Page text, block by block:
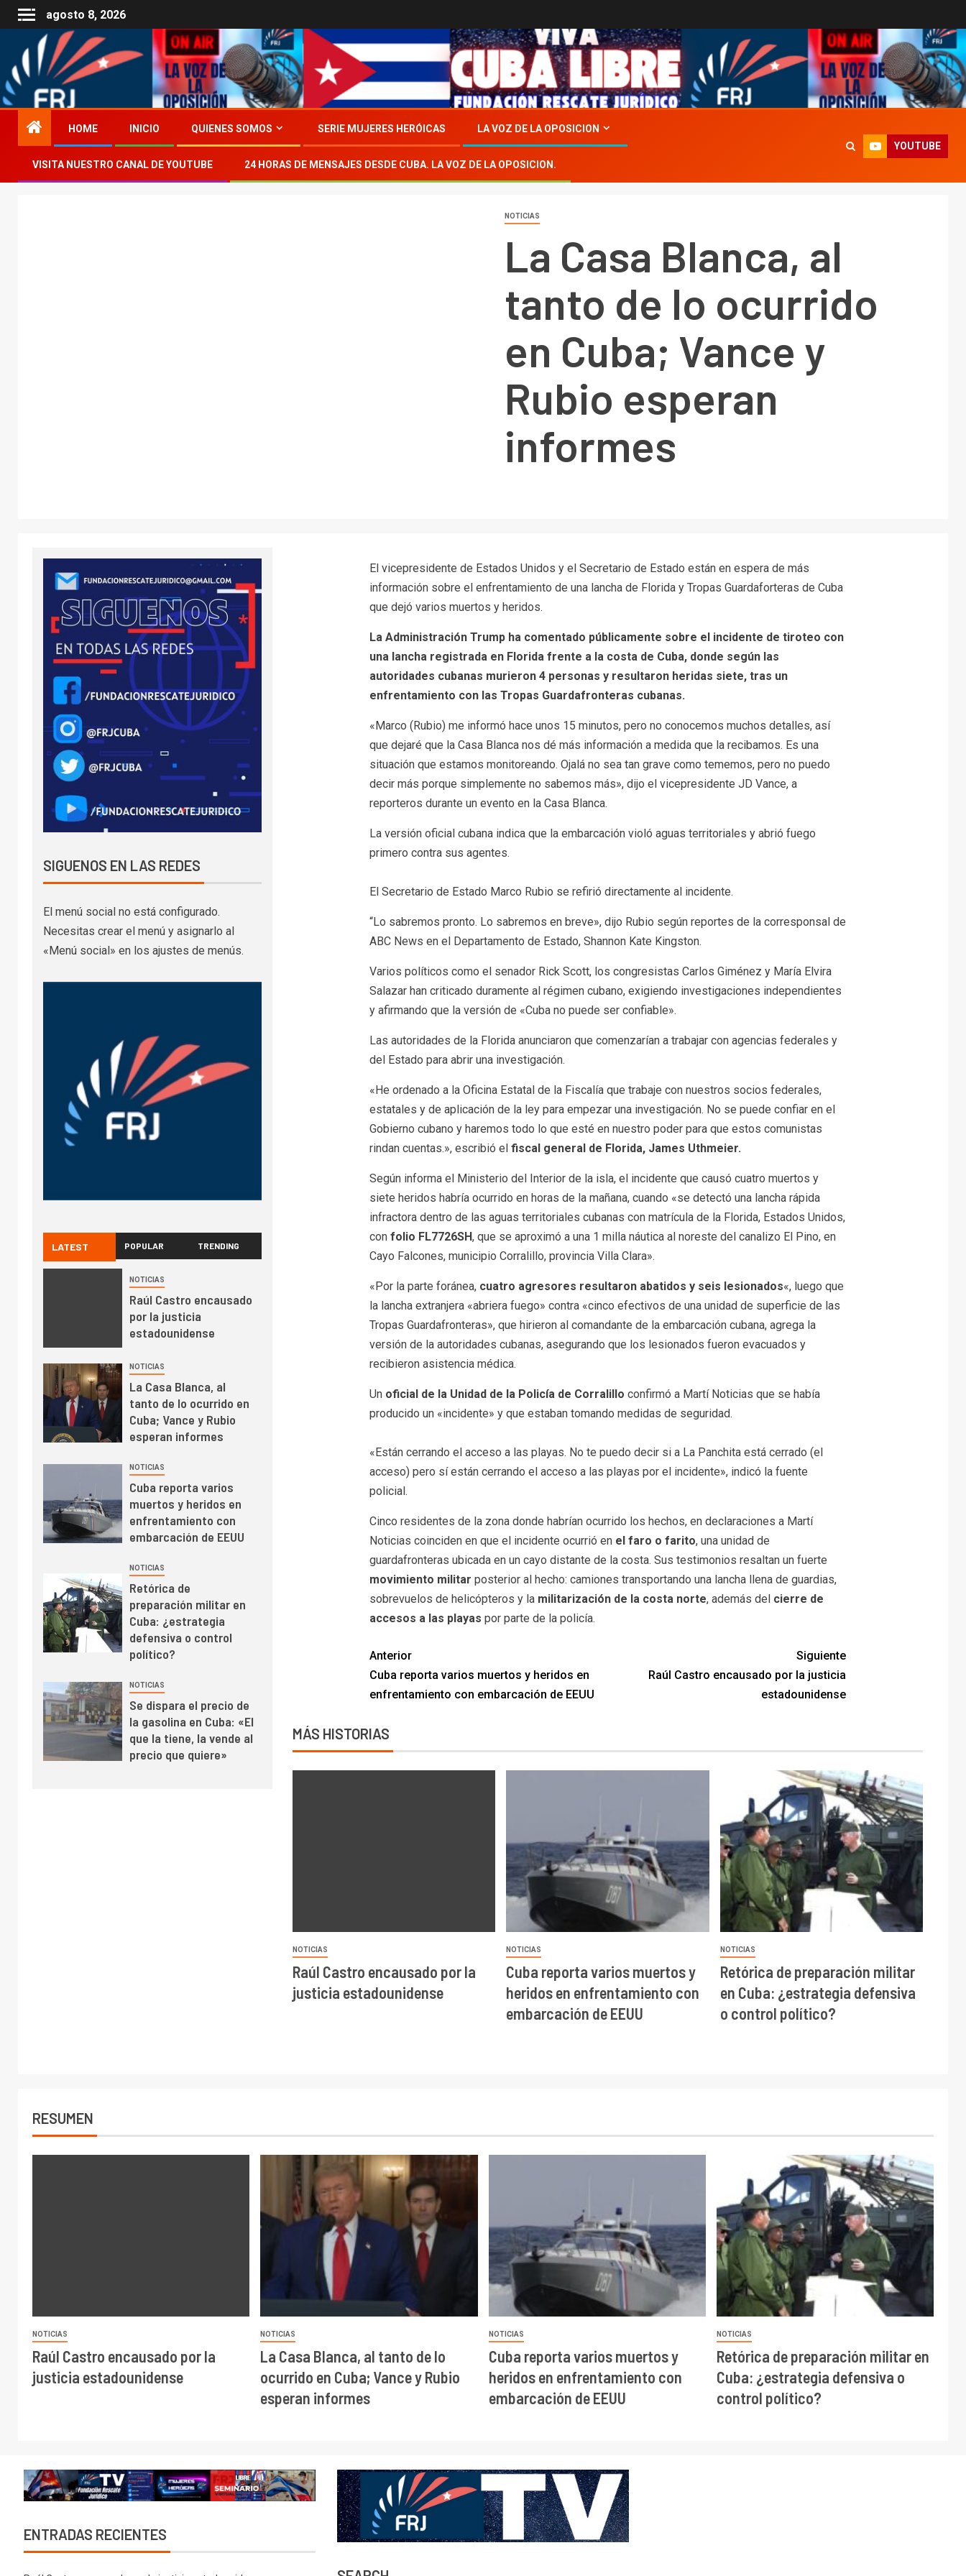
agosto 8, 2026
HOME INICIO QUIENES SOMOS SERIE MUJERES HERÓICAS LA VOZ DE LA OPOSICION
VISITA NUESTRO CANAL DE YOUTUBE 24 HORAS DE MENSAJES DESDE CUBA. LA VOZ DE LA OPOSICION.
YOUTUBE
NOTICIAS
La Casa Blanca, al
tanto de lo ocurrido
en Cuba; Vance y
Rubio esperan
informes
El vicepresidente de Estados Unidos y el Secretario de Estado están en espera de más
información sobre el enfrentamiento de una lancha de Florida y Tropas Guardaforteras de Cuba
que dejó varios muertos y heridos.
La Administración Trump ha comentado públicamente sobre el incidente de tiroteo con
una lancha registrada en Florida frente a la costa de Cuba, donde según las
autoridades cubanas murieron 4 personas y resultaron heridas siete, tras un
enfrentamiento con las Tropas Guardafronteras cubanas.
«Marco (Rubio) me informó hace unos 15 minutos, pero no conocemos muchos detalles, así
que dejaré que la Casa Blanca nos dé más información a medida que la recibamos. Es una
situación que estamos monitoreando. Ojalá no sea tan grave como tememos, pero no puedo
decir más porque simplemente no sabemos más», dijo el vicepresidente JD Vance, a
reporteros durante un evento en la Casa Blanca.
La versión oficial cubana indica que la embarcación violó aguas territoriales y abrió fuego
primero contra sus agentes.
El Secretario de Estado Marco Rubio se refirió directamente al incidente.
“Lo sabremos pronto. Lo sabremos en breve», dijo Rubio según reportes de la corresponsal de
ABC News en el Departamento de Estado, Shannon Kate Kingston.
Varios políticos como el senador Rick Scott, los congresistas Carlos Giménez y María Elvira
Salazar han criticado duramente al régimen cubano, exigiendo investigaciones independientes
y afirmando que la versión de «Cuba no puede ser confiable».
Las autoridades de la Florida anunciaron que comenzarían a trabajar con agencias federales y
del Estado para abrir una investigación.
«He ordenado a la Oficina Estatal de la Fiscalía que trabaje con nuestros socios federales,
estatales y de aplicación de la ley para empezar una investigación. No se puede confiar en el
Gobierno cubano y haremos todo lo que esté en nuestro poder para que estos comunistas
rindan cuentas.», escribió elfiscal general de Florida, James Uthmeier.
Según informa el Ministerio del Interior de la isla, el incidente que causó cuatro muertos y
siete heridos habría ocurrido en horas de la mañana, cuando «se detectó una lancha rápida
infractora dentro de las aguas territoriales cubanas con matrícula de la Florida, Estados Unidos,
con folio FL7726SH, que se aproximó a una 1 milla náutica al noreste del canalizo El Pino, en
Cayo Falcones, municipio Corralillo, provincia Villa Clara».
«Por la parte foránea,cuatro agresores resultaron abatidos y seis lesionados«, luego que
la lancha extranjera «abriera fuego» contra «cinco efectivos de una unidad de superficie de las
Tropas Guardafronteras», que hirieron al comandante de la embarcación cubana, agrega la
versión de la autoridades cubanas, asegurando que los lesionados fueron evacuados y
recibieron asistencia médica.
Un oficial de la Unidad de la Policía de Corralillo confirmó a Martí Noticias que se había
producido un «incidente» y que estaban tomando medidas de seguridad.
«Están cerrando el acceso a las playas. No te puedo decir si a La Panchita está cerrado (el
acceso) pero sí están cerrando el acceso a las playas por el incidente», indicó la fuente
policial.
Cinco residentes de la zona donde habrían ocurrido los hechos, en declaraciones a Martí
Noticias coinciden en que el incidente ocurrió en el faro o farito, una unidad de
guardafronteras ubicada en un cayo distante de la costa. Sus testimonios resaltan un fuerte
movimiento militar posterior al hecho: camiones transportando una lancha llena de guardias,
sobrevuelos de helicópteros y la militarización de la costa norte, además del cierre de
accesos a las playas por parte de la policía.
Anterior
Cuba reporta varios muertos y heridos en
enfrentamiento con embarcación de EEUU
Siguiente
Raúl Castro encausado por la justicia
estadounidense
MÁS HISTORIAS
NOTICIAS
Raúl Castro encausado por la
justicia estadounidense
NOTICIAS
Cuba reporta varios muertos y
heridos en enfrentamiento con
embarcación de EEUU
NOTICIAS
Retórica de preparación militar
en Cuba: ¿estrategia defensiva
o control político?
SIGUENOS EN LAS REDES
El menú social no está configurado.
Necesitas crear el menú y asignarlo al
«Menú social» en los ajustes de menús.
LATEST POPULAR TRENDING
NOTICIAS
Raúl Castro encausado
por la justicia
estadounidense
NOTICIAS
La Casa Blanca, al
tanto de lo ocurrido en
Cuba; Vance y Rubio
esperan informes
NOTICIAS
Cuba reporta varios
muertos y heridos en
enfrentamiento con
embarcación de EEUU
NOTICIAS
Retórica de
preparación militar en
Cuba: ¿estrategia
defensiva o control
político?
NOTICIAS
Se dispara el precio de
la gasolina en Cuba: «El
que la tiene, la vende al
precio que quiere»
RESUMEN
NOTICIAS
Raúl Castro encausado por la
justicia estadounidense
NOTICIAS
La Casa Blanca, al tanto de lo
ocurrido en Cuba; Vance y Rubio
esperan informes
NOTICIAS
Cuba reporta varios muertos y
heridos en enfrentamiento con
embarcación de EEUU
NOTICIAS
Retórica de preparación militar en
Cuba: ¿estrategia defensiva o
control político?
ENTRADAS RECIENTES